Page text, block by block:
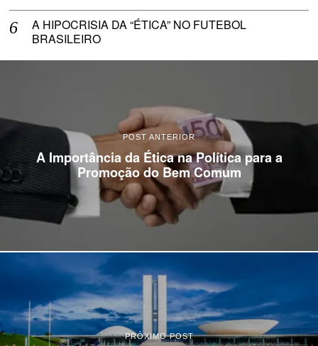
A HIPOCRISIA DA “ÉTICA” NO FUTEBOL
BRASILEIRO
POST ANTERIOR
A Importância da Ética na Política para a
Promoção do Bem Comum
PRÓXIMO POST